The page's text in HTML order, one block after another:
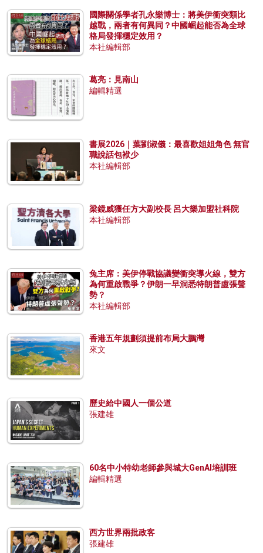
國際關係學者孔永樂博士：將美伊衝突類比
越戰，兩者有何異同？中國崛起能否為全球
格局發揮穩定效用？
本社編輯部
葛亮：見南山
編輯精選
書展2026｜葉劉淑儀：最喜歡姐姐角色 無官
職說話包袱少
本社編輯部
梁鏡威獲任方大副校長 呂大樂加盟社科院
本社編輯部
兔主席：美伊停戰協議變衝突導火線，雙方
為何重啟戰爭？伊朗一早洞悉特朗普虛張聲
勢？
本社編輯部
香港五年規劃須提前布局大鵬灣
來文
歷史給中國人一個公道
張建雄
60名中小特幼老師參與城大GenAI培訓班
編輯精選
西方世界兩批政客
張建雄